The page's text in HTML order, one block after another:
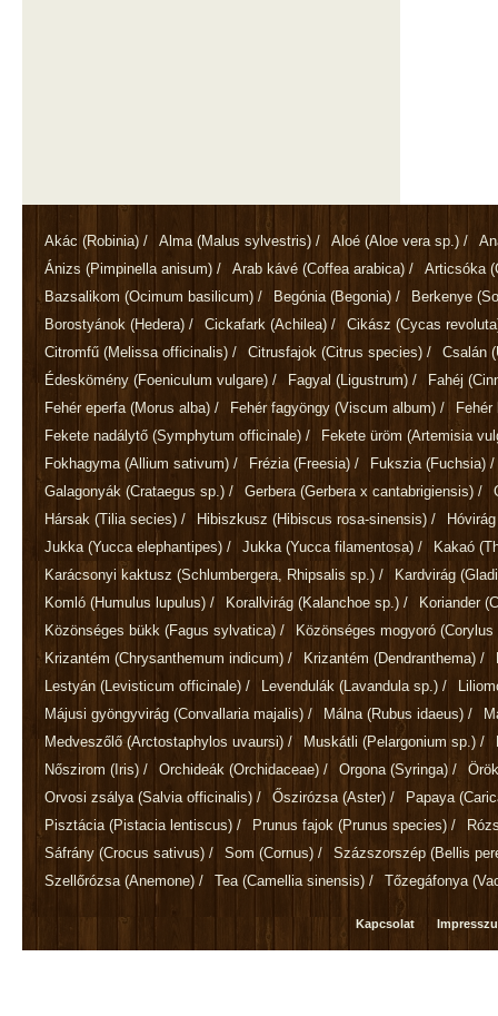
Akác (Robinia) / Alma (Malus sylvestris) / Aloé (Aloe vera sp.) /
Ánizs (Pimpinella anisum) / Arab kávé (Coffea arabica) / Articsóka
Bazsalikom (Ocimum basilicum) / Begónia (Begonia) / Berkenye
Borostyánok (Hedera) / Cickafark (Achilea) / Cikász (Cycas
Citromfű (Melissa officinalis) / Citrusfajok (Citrus species) / Csalán
Édeskömény (Foeniculum vulgare) / Fagyal (Ligustrum) / Fahéj
Fehér eperfa (Morus alba) / Fehér fagyöngy (Viscum album) /
Fekete nadálytő (Symphytum officinale) / Fekete üröm (Artemisia
Fokhagyma (Allium sativum) / Frézia (Freesia) / Fukszia (Fuchsia) /
Galagonyák (Crataegus sp.) / Gerbera (Gerbera x cantabrigiensis) /
Hársak (Tilia secies) / Hibiszkusz (Hibiscus rosa-sinensis) /
Jukka (Yucca elephantipes) / Jukka (Yucca filamentosa) / Kakaó
Karácsonyi kaktusz (Schlumbergera, Rhipsalis sp.) / Kardvirág
Komló (Humulus lupulus) / Korallvirág (Kalanchoe sp.) / Koriander
Közönséges bükk (Fagus sylvatica) / Közönséges mogyoró (Corylus
Krizantém (Chrysanthemum indicum) / Krizantém (Dendranthema) /
Lestyán (Levisticum officinale) / Levendulák (Lavandula sp.) /
Májusi gyöngyvirág (Convallaria majalis) / Málna (Rubus idaeus) /
Medveszőlő(Arctostaphylos uvaursi) / Muskátli (Pelargonium sp.) /
Nőszirom (Iris) / Orchideák (Orchidaceae) / Orgona (Syringa) /
Orvosi zsálya (Salvia officinalis) / Őszirózsa (Aster) / Papaya
Pisztácia (Pistacia lentiscus) / Prunus fajok (Prunus species) /
Sáfrány (Crocus sativus) / Som (Cornus) / Százszorszép (Bellis
Szellőrózsa (Anemone) / Tea (Camellia sinensis) / Tőzegáfonya
Kapcsolat